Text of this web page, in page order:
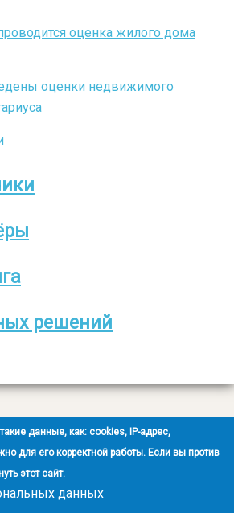
оценка жилого дома
оценки недвижимого
решений
Все права защищены
© ООО НЭОО «ЭКСПЕРТ»
сайта- Ra-Don.ru
данные, как: cookies, IP-адрес,
для его корректной работы. Если вы против
этот сайт.
данных